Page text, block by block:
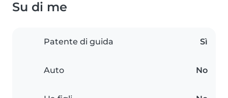
Su di me
Patente di guida Sì
Auto No